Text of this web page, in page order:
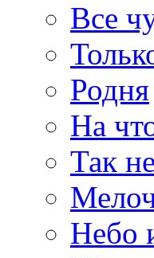
Все
Родня
На
Так
Небо